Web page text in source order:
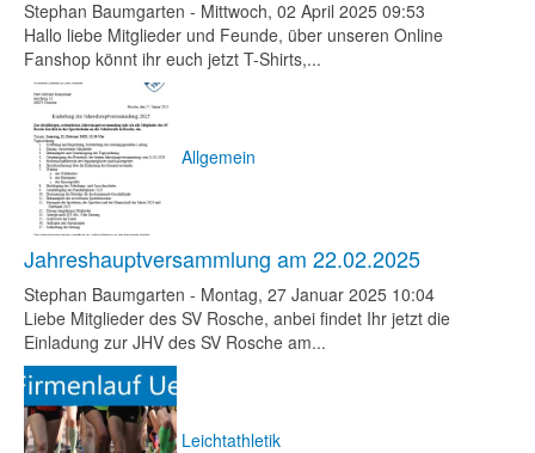
Stephan Baumgarten - Mittwoch, 02 April 2025 09:53
Hallo liebe Mitglieder und Feunde, über unseren Online
Fanshop könnt ihr euch jetzt T-Shirts,...
Allgemein
Jahreshauptversammlung am 22.02.2025
Stephan Baumgarten - Montag, 27 Januar 2025 10:04
Liebe Mitglieder des SV Rosche, anbei findet Ihr jetzt die
Einladung zur JHV des SV Rosche am...
Leichtathletik